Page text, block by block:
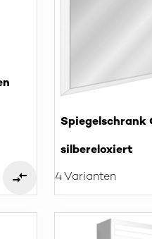
Spiegelschrank
silbereloxiert
4 Varianten